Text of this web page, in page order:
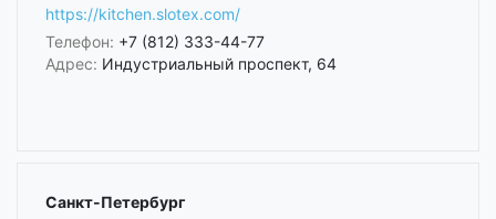
https://kitchen.slotex.com/
Телефон: +7 (812) 333-44-77
Адрес: Индустриальный проспект, 64
Санкт-Петербург